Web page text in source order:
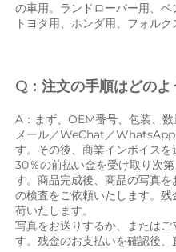
の車用。ランドローバー用、
トヨタ用、ホンダ用、フォルク
Q：注文の手順はどのよ
A：まず、OEM番号、包装、
メール／WeChat／WhatsApp
す。その後、商業インボイス
30％の前払い金を受け取り次
す。商品完成後、商品の写真
の検査をご依頼いたします。
荷いたします。
写真をお送りするか、または
す。残金のお支払いを確認後、